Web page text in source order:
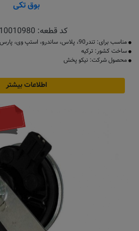
بوق تکی
کد قطعه:
مناسب برای: تندر90، پلاس، ساندرو، استپ وی، پارس تندر، پیکاپ
ساخت کشور: ترکیه
محصول شرکت: نیکو پخش
اطلاعات بیشتر